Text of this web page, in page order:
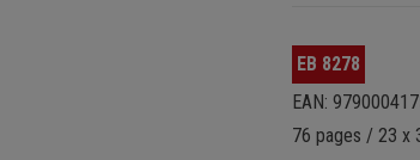
EB 8278
EAN:
76 pages / 23 x